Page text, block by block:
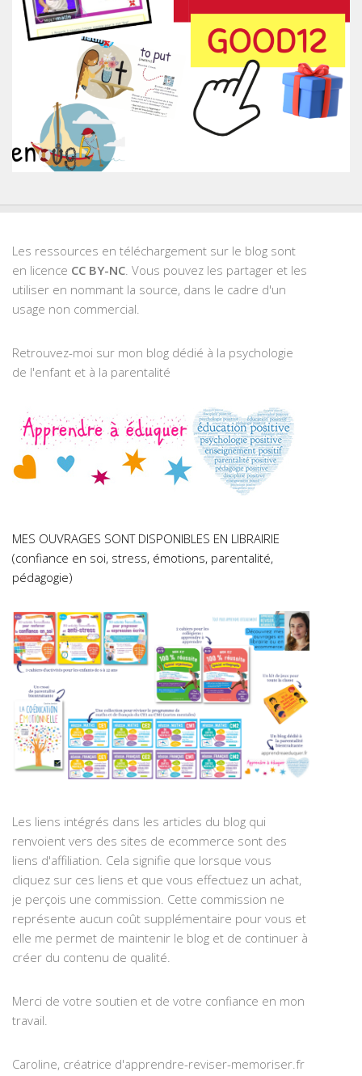
Les ressources en téléchargement sur le blog sont
en licence CC BY-NC. Vous pouvez les partager et les
utiliser en nommant la source, dans le cadre d'un
usage non commercial.
Retrouvez-moi sur mon blog dédié à la psychologie
de l'enfant et à la parentalité
MES OUVRAGES SONT DISPONIBLES EN LIBRAIRIE
(confiance en soi, stress, émotions, parentalité,
pédagogie)
Les liens intégrés dans les articles du blog qui
renvoient vers des sites de ecommerce sont des
liens d'affiliation. Cela signifie que lorsque vous
cliquez sur ces liens et que vous effectuez un achat,
je perçois une commission. Cette commission ne
représente aucun coût supplémentaire pour vous et
elle me permet de maintenir le blog et de continuer à
créer du contenu de qualité.
Merci de votre soutien et de votre confiance en mon
travail.
Caroline, créatrice d'apprendre-reviser-memoriser.fr